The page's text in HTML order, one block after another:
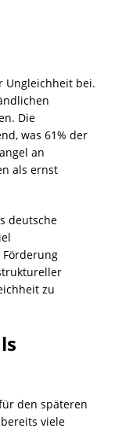
Ungleichheit bei.
Die
was 61% der
an
als ernst
deutsche
zu
den späteren
viele